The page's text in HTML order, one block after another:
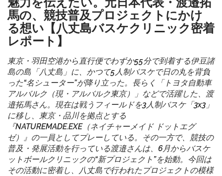
馬の、競技普及プロジェクトにかけ
る想い【八丈島バスケクリニック密着
レポート】
東京・羽田空港から直行便でわずか55分で到着する伊豆諸
島の島「八丈島」に、かつて5人制バスケで日の丸を背負
った“名シューター”が降り立った。長らく「トヨタ自動車
アルバルク（現・アルバルク東京）」などで活躍した、渡
邉拓馬さん。現在は戦うフィールドを3人制バスケ「3x3」
に移し、東京・品川を拠点とする
『NATUREMADE.EXE（ネイチャーメイド ドットエグ
ゼ）』の一員としてプレーしている。その一方で、競技の
普及・発展活動を行っている渡邉さんは、6月からバスケ
ットボールクリニックの“新プロジェクト”を始動。今回は
その活動に密着し、八丈島で行われたプロジェクトの模様